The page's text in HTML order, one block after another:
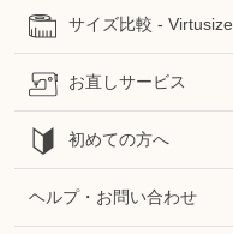
サイズ比較 - Virtusize
お直しサービス
初めての方へ
ヘルプ・お問い合わせ